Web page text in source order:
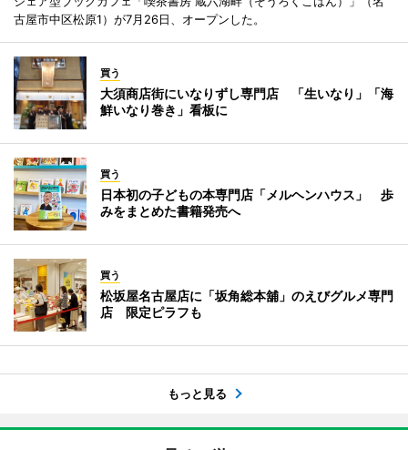
古屋市中区松原1）が7月26日、オープンした。
買う
大須商店街にいなりずし専門店 「生いなり」「海
鮮いなり巻き」看板に
買う
日本初の子どもの本専門店「メルヘンハウス」 歩
みをまとめた書籍発売へ
買う
松坂屋名古屋店に「坂角総本舖」のえびグルメ専門
店 限定ピラフも
もっと見る